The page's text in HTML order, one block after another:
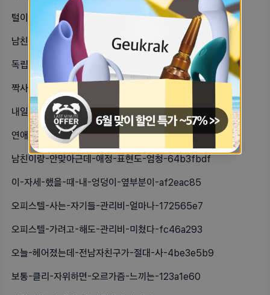
털이-많은-편인데-레이저-하기엔-비싸-aee10bf6
남친-화났을때좀-시간을-주고-기다리고-465e5533
독립-을-하려고-하는데-어떻게-해야될-446e29fa
짝사랑-포기하는-방법이-뭘까-9449ed3b
내일-첫경험-할-것-같은데-남친도-내-bec7d65f
연애중인데-권태기인가봐ㅠ-3년-사귀었-4e87f189
남친이랑-안맞아근데-애정-표현도-엄청-64b3fbdf
이-자세-했을-때-내-엉덩이-옆부분이-af2eac85
오피스텔-사는-자기들-관리비-얼마나-172565e7
오피스텔-가려고-해도-관리비-미쳤다-fc46a293
오늘-헤어졌는데-전남자친구가-절대-사-4be3e5b9
보통-클리-자위하면-오르가즘-느끼는-123a1e60